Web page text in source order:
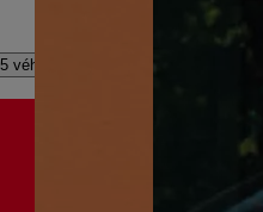
véhicules disponibles